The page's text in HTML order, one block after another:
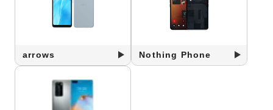
arrows Nothing Phone